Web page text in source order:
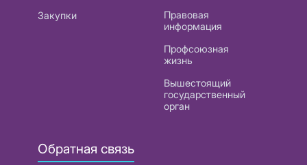
Закупки
Правовая
информация
Профсоюзная
жизнь
Вышестоящий
государственный
орган
Обратная связь